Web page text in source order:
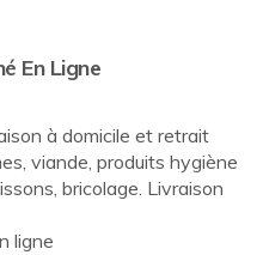
En Ligne
à domicile et retrait
viande, produits hygiène
bricolage. Livraison
ligne